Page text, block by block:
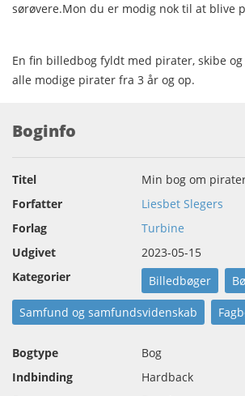
sørøvere.Mon du er modig nok til at blive
En fin billedbog fyldt med pirater, skibe
alle modige pirater fra 3 år og op.
Boginfo
Titel
Min bog om
Forfatter
Liesbet Slegers
Forlag
Turbine
Udgivet
2023-05-15
Kategorier
Billedbøger
Samfund og samfundsvidenskab
Bogtype
Bog
Indbinding
Hardback